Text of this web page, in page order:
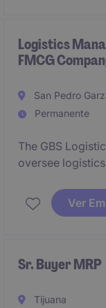
environment.
Logistics
FMCG
San Pedro
Permanente
The GBS
oversee
This role will
ensuring
Ver
Sr. Buyer MRP
Tijuana